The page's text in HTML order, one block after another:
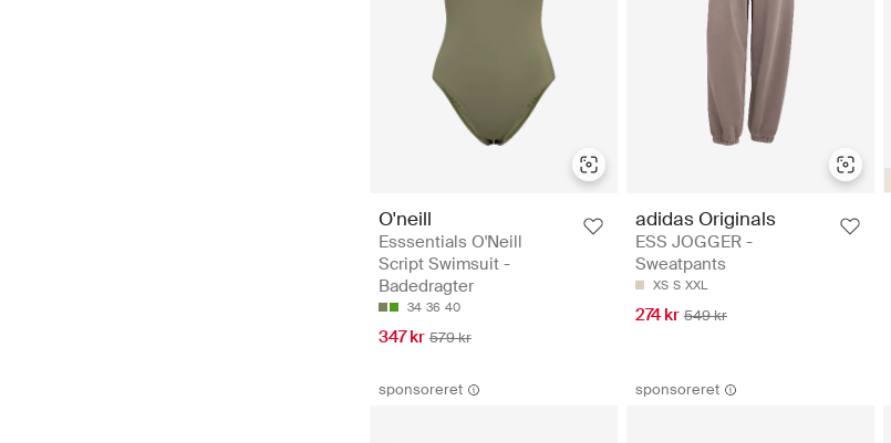
O'neill
Esssentials O'Neill
Script Swimsuit -
Badedragter
34 36 40
347 kr 579 kr
adidas Originals
ESS JOGGER -
Sweatpants
XS S XXL
274 kr 549 kr
sponsoreret sponsoreret